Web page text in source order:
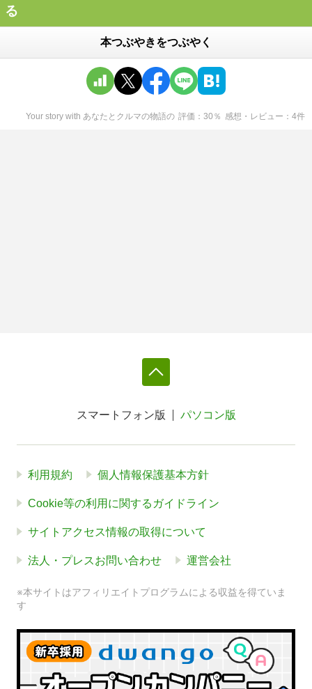
る
本つぶやきをつぶやく
Your story with あなたとクルマの物語の 評価 30 ％ 感想・レビュー 4件
スマートフォン版 パソコン版
利用規約 個人情報保護基本方針
Cookie等の利用に関するガイドライン
サイトアクセス情報の取得について
法人・プレスお問い合わせ 運営会社
※本サイトはアフィリエイトプログラムによる収益を得ていま
す